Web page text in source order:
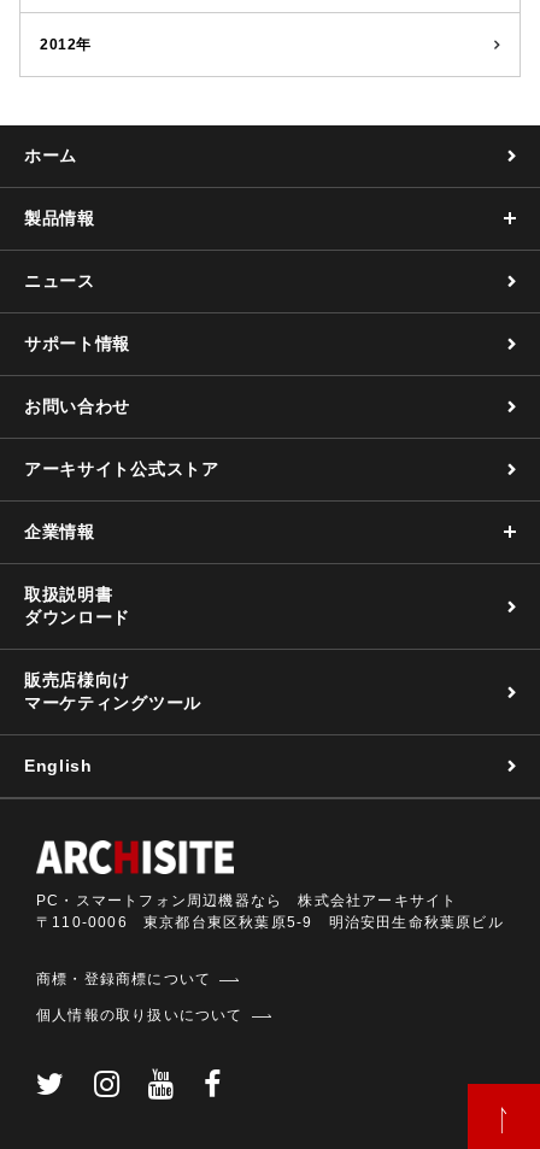
2012年
ホーム
製品情報
ニュース
サポート情報
お問い合わせ
アーキサイト公式ストア
企業情報
取扱説明書
ダウンロード
販売店様向け
マーケティングツール
English
PC・スマートフォン周辺機器なら 株式会社アーキサイト
〒110-0006 東京都台東区秋葉原5-9 明治安田生命秋葉原ビル
商標・登録商標について
個人情報の取り扱いについて